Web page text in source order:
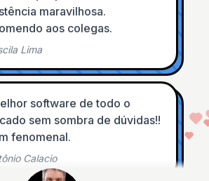
aos colegas.
Lima
software de todo o
sem sombra de dúvidas!!
fenomenal.
Calacio